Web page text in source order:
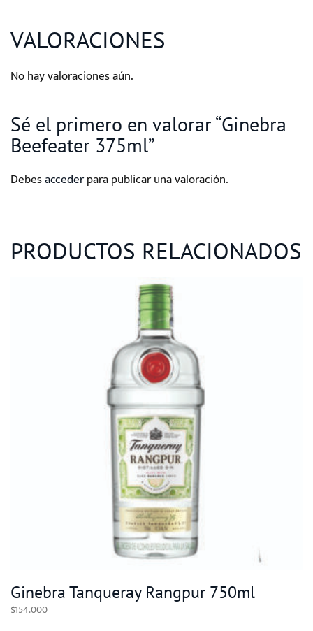
VALORACIONES
No hay valoraciones aún.
Sé el primero en valorar “Ginebra
Beefeater 375ml”
Debesaccederpara publicar una valoración.
PRODUCTOS RELACIONADOS
Ginebra Tanqueray Rangpur 750ml
$154.000